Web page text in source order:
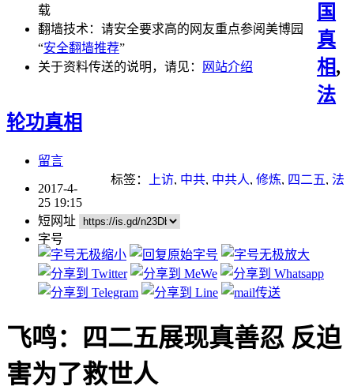
载
翻墙技术：请安全要求高的网友重点参阅美博园
“安全翻墙推荐”
关于资料传送的说明，请见：
网站介绍
国
真
相,
法
轮功真相
留言
标签：
上访, 中共, 中共人, 修炼, 四二五, 法
2017-4-
25 19:15
短网址
字号
飞鸣：四二五展现真善忍 反迫
害为了救世人